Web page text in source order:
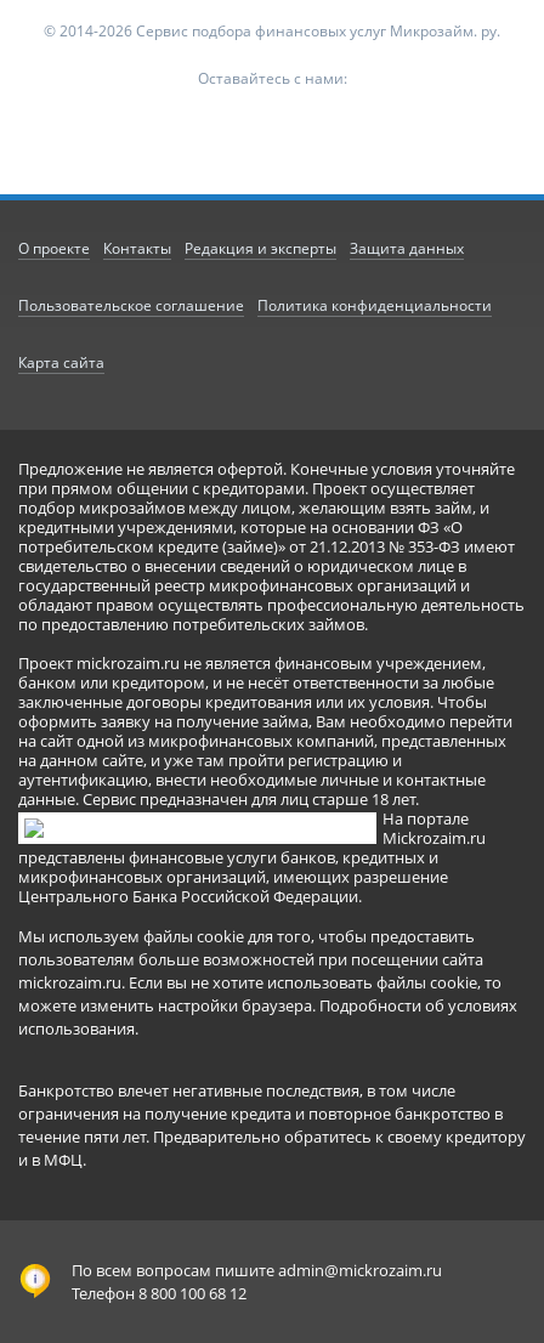
© 2014-2026 Сервис подбора финансовых услуг Микрозайм. ру.
Оставайтесь с нами:
О проекте Контакты Редакция и эксперты Защита данных
Пользовательское соглашение Политика конфиденциальности
Карта сайта
Предложение не является офертой. Конечные условия уточняйте
при прямом общении с кредиторами. Проект осуществляет
подбор микрозаймов между лицом, желающим взять займ, и
кредитными учреждениями, которые на основании ФЗ «О
потребительском кредите (займе)» от 21.12.2013 № 353-ФЗ имеют
свидетельство о внесении сведений о юридическом лице в
государственный реестр микрофинансовых организаций и
обладают правом осуществлять профессиональную деятельность
по предоставлению потребительских займов.
Проект mickrozaim.ru не является финансовым учреждением,
банком или кредитором, и не несёт ответственности за любые
заключенные договоры кредитования или их условия. Чтобы
оформить заявку на получение займа, Вам необходимо перейти
на сайт одной из микрофинансовых компаний, представленных
на данном сайте, и уже там пройти регистрацию и
аутентификацию, внести необходимые личные и контактные
данные. Сервис предназначен для лиц старше 18 лет.
На портале
Mickrozaim.ru
представлены финансовые услуги банков, кредитных и
микрофинансовых организаций, имеющих разрешение
Центрального Банка Российской Федерации.
Мы используем файлы cookie для того, чтобы предоставить
пользователям больше возможностей при посещении сайта
mickrozaim.ru. Если вы не хотите использовать файлы cookie, то
можете изменить настройки браузера. Подробности об условиях
использования.
Банкротство влечет негативные последствия, в том числе
ограничения на получение кредита и повторное банкротство в
течение пяти лет. Предварительно обратитесь к своему кредитору
и в МФЦ.
По всем вопросам пишитеadmin@mickrozaim.ru
Телефон 8 800 100 68 12